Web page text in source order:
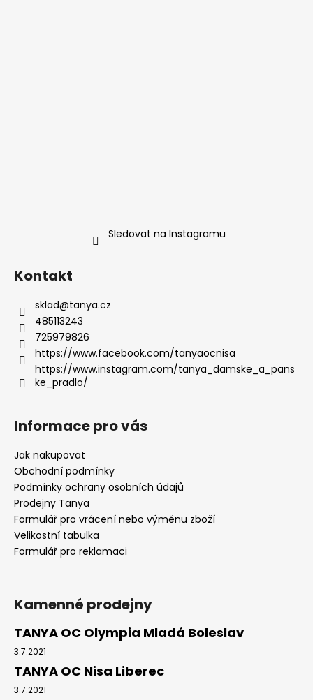
Sledovat na Instagramu
Kontakt
sklad@tanya.cz
485113243
725979826
https://www.facebook.com/tanyaocnisa
https://www.instagram.com/tanya_damske_a_pans
ke_pradlo/
Informace pro vás
Jak nakupovat
Obchodní podmínky
Podmínky ochrany osobních údajů
Prodejny Tanya
Formulář pro vrácení nebo výměnu zboží
Velikostní tabulka
Formulář pro reklamaci
Kamenné prodejny
TANYA OC Olympia Mladá Boleslav
3.7.2021
TANYA OC Nisa Liberec
3.7.2021